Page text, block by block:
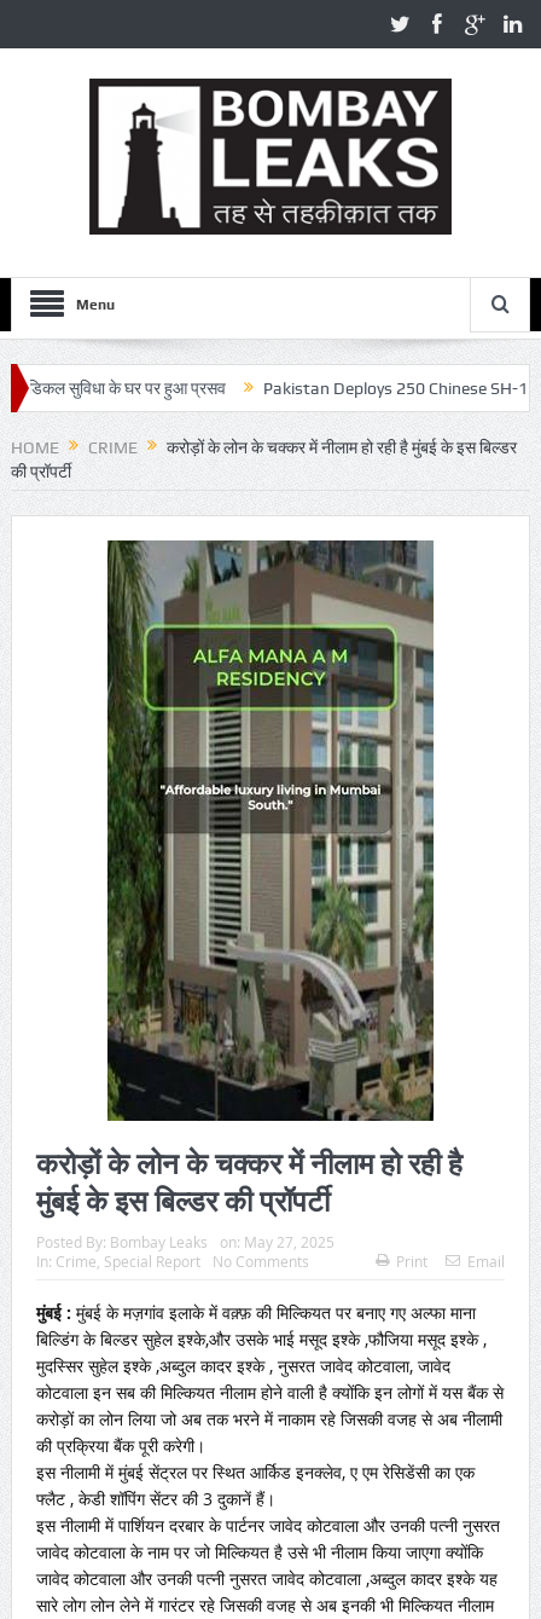
Menu
सुविधा के घर पर हुआ प्रसव Pakistan Deploys 250 Chinese SH-15 Howitzers
HOME CRIME
करोड़ों के लोन के चक्कर में नीलाम हो रही है मुंबई के इस बिल्डर
की प्रॉपर्टी
करोड़ों के लोन के चक्कर में नीलाम हो रही है
मुंबई के इस बिल्डर की प्रॉपर्टी
Posted By: Bombay Leaks on: May 27, 2025
In: Crime Special Report No Comments Print Email
मुंबई : मुंबई के मज़गांव इलाके में वक़्फ़ की मिल्कियत पर बनाए गए अल्फा माना
बिल्डिंग के बिल्डर सुहेल इश्के,और उसके भाई मसूद इश्के ,फौजिया मसूद इश्के ,
मुदस्सिर सुहेल इश्के ,अब्दुल कादर इश्के , नुसरत जावेद कोटवाला, जावेद
कोटवाला इन सब की मिल्कियत नीलाम होने वाली है क्योंकि इन लोगों में यस बैंक से
करोड़ों का लोन लिया जो अब तक भरने में नाकाम रहे जिसकी वजह से अब नीलामी
की प्रक्रिया बैंक पूरी करेगी।
इस नीलामी में मुंबई सेंट्रल पर स्थित आर्किड इनक्लेव, ए एम रेसिडेंसी का एक
फ्लैट , केडी शॉपिंग सेंटर की 3 दुकानें हैं।
इस नीलामी में पार्शियन दरबार के पार्टनर जावेद कोटवाला और उनकी पत्नी नुसरत
जावेद कोटवाला के नाम पर जो मिल्कियत है उसे भी नीलाम किया जाएगा क्योंकि
जावेद कोटवाला और उनकी पत्नी नुसरत जावेद कोटवाला ,अब्दुल कादर इश्के यह
सारे लोग लोन लेने में गारंटर रहे जिसकी वजह से अब इनकी भी मिल्कियत नीलाम